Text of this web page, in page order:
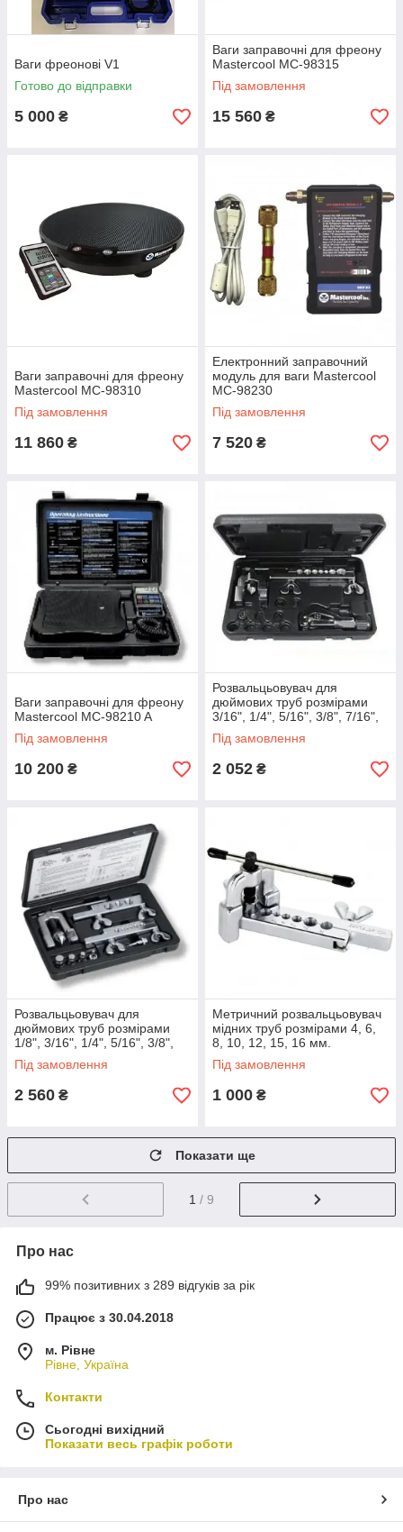
Ваги фреонові V1
Готово до відправки
5 000 ₴
Ваги заправочні для фреону
Mastercool MC-98315
Під замовлення
15 560 ₴
Ваги заправочні для фреону
Mastercool MC-98310
Під замовлення
11 860 ₴
Електронний заправочний
модуль для ваги Mastercool
MC-98230
Під замовлення
7 520 ₴
Ваги заправочні для фреону
Mastercool MC-98210 A
Під замовлення
10 200 ₴
Розвальцьовувач для
дюймових труб розмірами
3/16", 1/4", 5/16", 3/8", 7/16",
1/2" і 5/8"
Під замовлення
2 052 ₴
Розвальцьовувач для
дюймових труб розмірами
1/8", 3/16", 1/4", 5/16", 3/8",
7/16", 1/2", 5/8" і 3/4"
Під замовлення
2 560 ₴
Метричний розвальцьовувач
мідних труб розмірами 4, 6,
8, 10, 12, 15, 16 мм.
Під замовлення
1 000 ₴
Показати ще
1 / 9
Про нас
99% позитивних з 289 відгуків за рік
Працює з 30.04.2018
м. Рівне
Рівне, Україна
Контакти
Сьогодні вихідний
Показати весь графік роботи
Про нас